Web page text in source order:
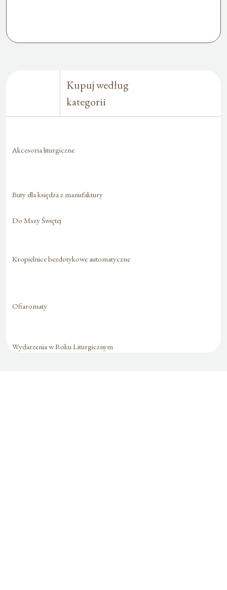
Kupuj według
kategorii
Akcesoria liturgiczne
Buty dla księdza z manufaktury
Do Mszy Świętej
Kropielnice bezdotykowe automatyczne
Ofiaromaty
Wydarzenia w Roku Liturgicznym